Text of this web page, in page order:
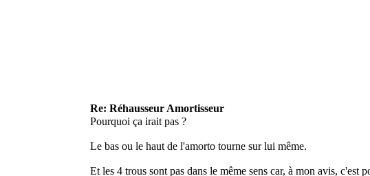
Re: Réhausseur Amortisseur
Pourquoi ça irait pas ?
Le bas ou le haut de l'amorto tourne sur lui même.
Et les 4 trous sont pas dans le même sens car, à mon avis, c'est